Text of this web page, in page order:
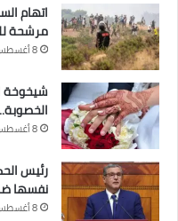
اتهام
مرشحة
8 أغسطس 2026 على الساعة 2:41 مساءً
شيخوخة
8 أغسطس 2026 على الساعة 11:29 صباحًا
رئيس
نفسها
8 أغسطس 2026 على الساعة 11:19 صباحًا